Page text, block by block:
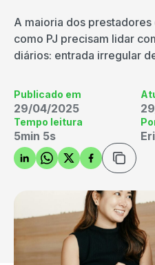
A maioria dos
como PJ precisam lidar
diários: entrada irregular
Publicado em
29/04/2025
Tempo leitura
5min 5s